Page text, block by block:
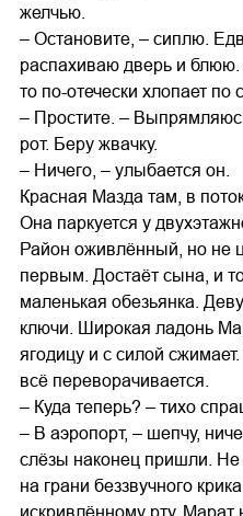
желчью.
– Остановите, – сиплю.
распахиваю дверь и блюю.
то по-отечески хлопает по
– Простите. –
рот. Беру жвачку.
– Ничего, – улыбается он.
Красная Мазда там, в
Она паркуется у
Район оживлённый, но не
первым. Достаёт сына, и
маленькая обезьянка.
ключи. Широкая ладонь
ягодицу и с силой
всё переворачивается.
– Куда теперь? – тихо
– В аэропорт, – шепчу,
слёзы наконец пришли. Не
на грани беззвучного
искривлённому рту. Марат